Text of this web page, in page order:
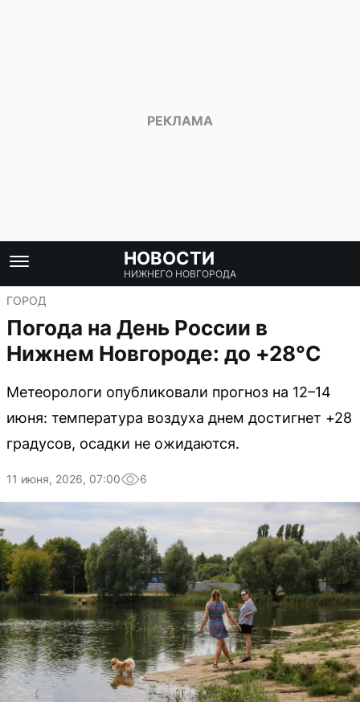
НОВОСТИ
НИЖНЕГО НОВГОРОДА
ГОРОД
Погода на День России в
Нижнем Новгороде: до +28°C
Метеорологи опубликовали прогноз на 12–14
июня: температура воздуха днем достигнет +28
градусов, осадки не ожидаются.
11 июня, 2026, 07:00 6